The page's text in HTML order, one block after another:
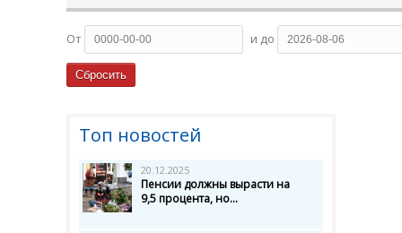
От и до
Топ новостей
20.12.2025
Пенсии должны вырасти на
9,5 процента, но...